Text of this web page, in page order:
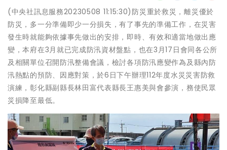
(中央社訊息服務20230508 11:15:30)防災重於救災，離災優於
防災，多一分準備即少一分損失，有了事先的準備工作，在災害
發生時就能夠依據事先做出的安排，即時、有效和適當地做出應
變，本府在3月就已完成防汛資材盤點，也在3月17日會同各公所
及相關單位召開防汛整備會議，檢討各項防汛應變作為及縣內防
汛熱點的預防、因應對策，於6日下午辦理112年度水災災害防救
演練，彰化縣副縣長林田富代表縣長王惠美與會參演，務使民眾
災損降至最低。